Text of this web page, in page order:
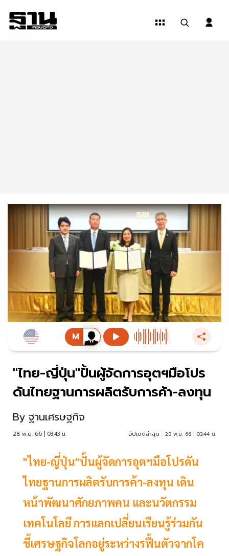
"ไทย-ญี่ปุ่น"ปั้นผู้จัดการอุตฯมือโปร
ดันไทยฐานการผลิตรับการค้า-ลงทุน
By ฐานเศรษฐกิจ
28 พ.ย. 66 | 03:43 น. อัปเดตล่าสุด : 28 พ.ย. 66 | 03:44 น.
"ไทย-ญี่ปุ่น"ปั้นผู้จัดการอุตฯมือโปรดัน
ไทยฐานการผลิตรับการค้า-ลงทุน เดิน
หน้าพัฒนาศักยภาพคน และนวัตกรรม
เทคโนโลยี การแลกเปลี่ยนเรียนรู้ร่วมกัน
ชี้เศรษฐกิจโลกอยู่ระหว่างรฟื้นตัวจากโค